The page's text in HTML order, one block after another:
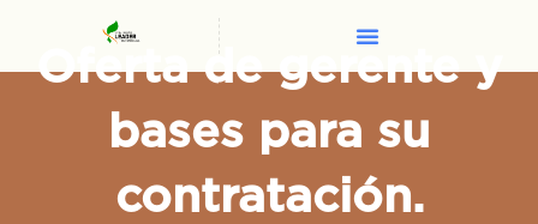
Oferta de gerente y
bases para su
contratación.